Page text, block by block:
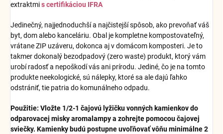
extraktmis certifikáciou IFRA
Jedinečný, najjednoduchší a najčistejší spôsob, ako prevoňať váš
byt, dom alebo kanceláriu. Obal je kompletne kompostovateľný,
vrátane ZIP uzáveru, dokonca aj v domácom komposteri. Je to
takmer dokonalý bezodpadový (zero waste) produkt, ktorý vám
urobí radosť a nepoškodí vás ani prírodu. Jediné, čo je na tomto
produkte neekologické, sú nálepky, ktoré sa ale dajú ľahko
odstrániť, tie patria do komunálneho odpadu.
Použitie: Vložte 1/2-1 čajovú lyžičku vonných kamienkov do
odparovacej misky aromalampy a zohrejte pomocou čajovej
sviečky. Kamienky budú postupne uvoľňovať vôňu minimálne 2